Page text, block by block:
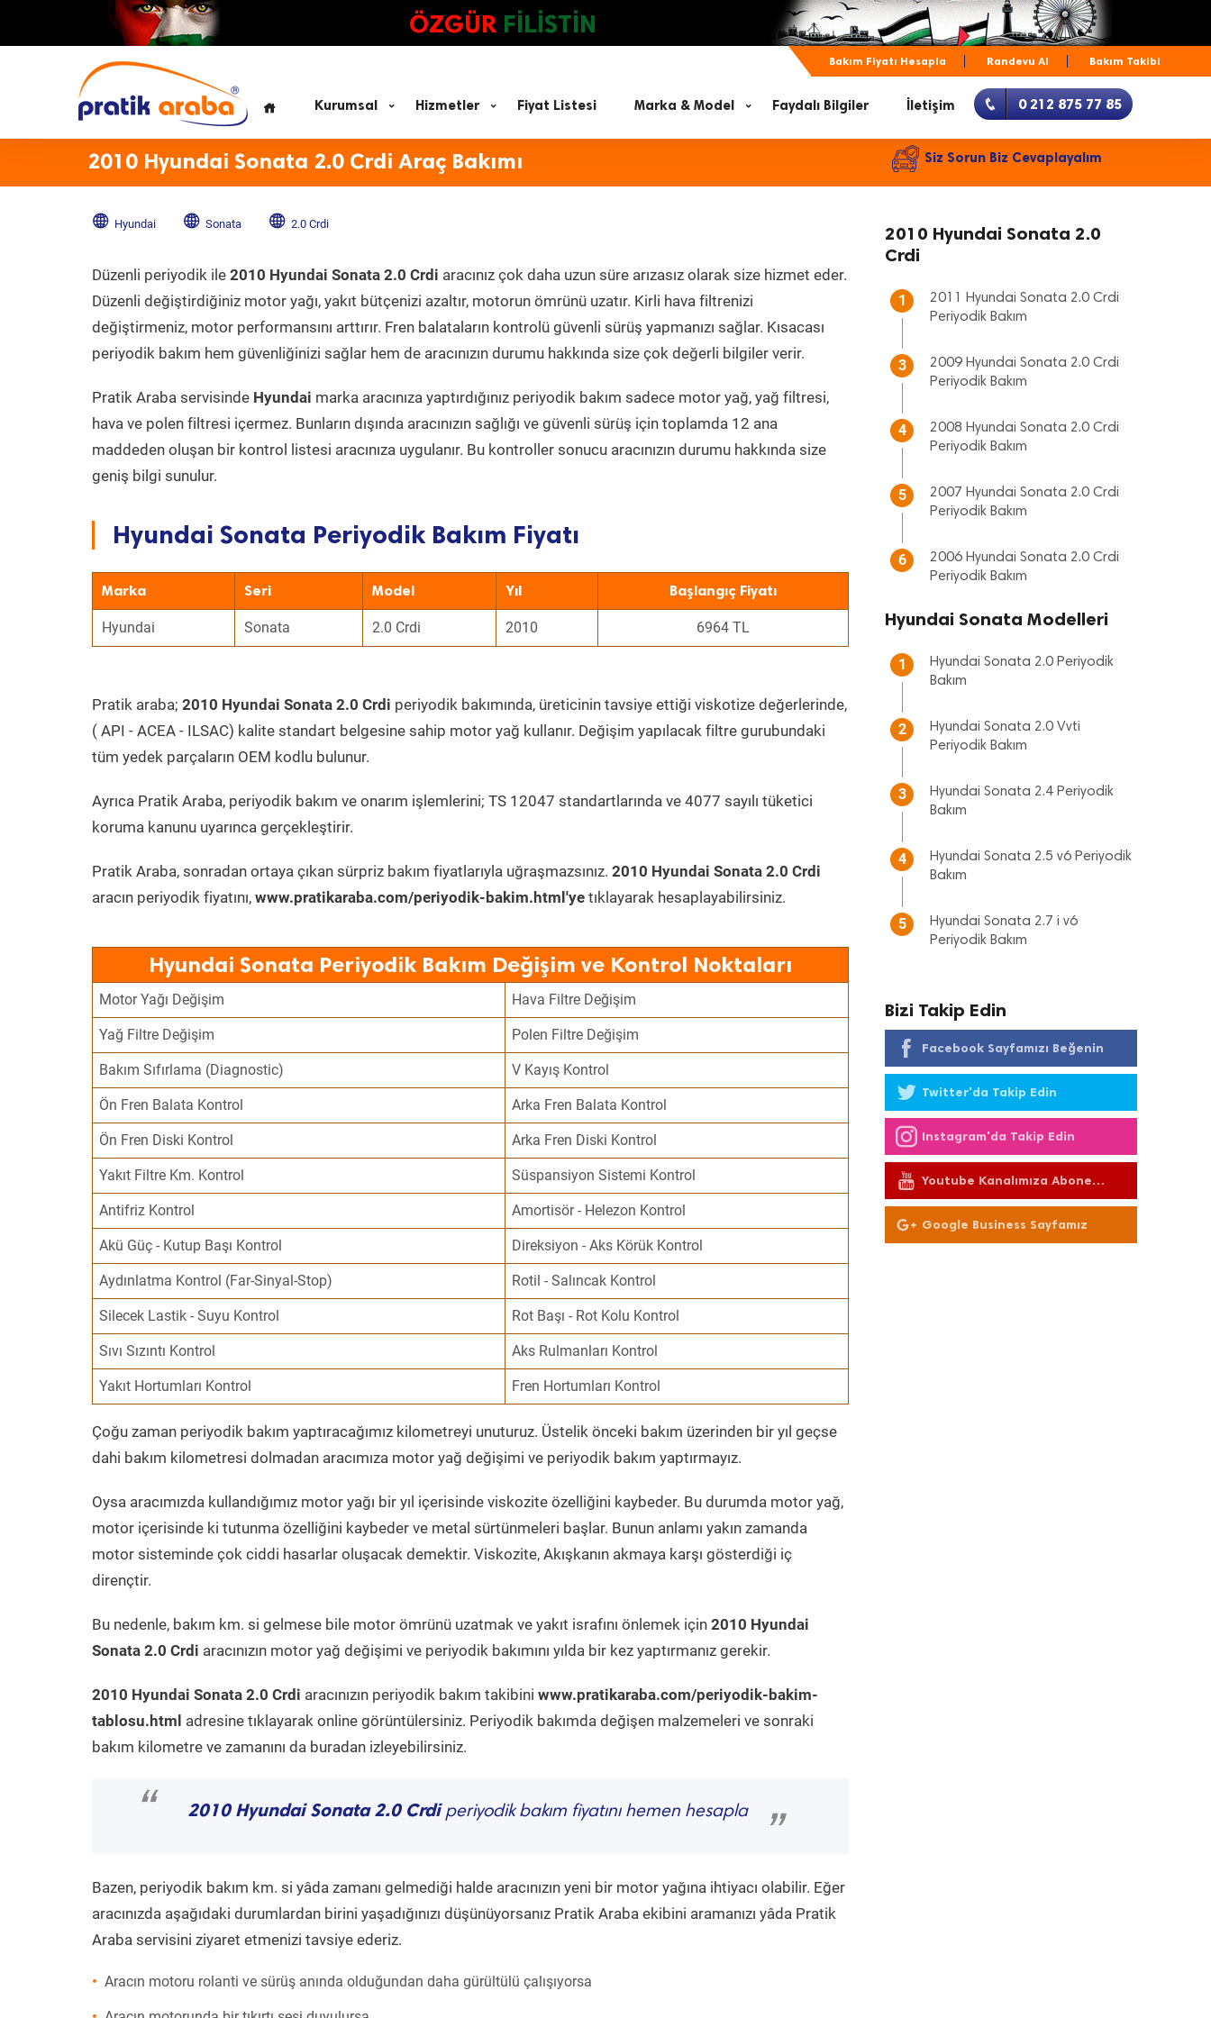
ÖZGÜR FİLİSTİN
Bakım Fiyatı Hesapla Randevu Al Bakım Takibi
Kurumsal Hizmetler Fiyat Listesi Marka & Model Faydalı Bilgiler İletişim 0 212 875 77 85
2010 Hyundai Sonata 2.0 Crdi Araç Bakımı Siz Sorun Biz Cevaplayalım
Hyundai Sonata 2.0 Crdi
Düzenli periyodik ile 2010 Hyundai Sonata 2.0 Crdi aracınız çok daha uzun süre arızasız olarak size hizmet eder.
Düzenli değiştirdiğiniz motor yağı, yakıt bütçenizi azaltır, motorun ömrünü uzatır. Kirli hava filtrenizi
değiştirmeniz, motor performansını arttırır. Fren balataların kontrolü güvenli sürüş yapmanızı sağlar. Kısacası
periyodik bakım hem güvenliğinizi sağlar hem de aracınızın durumu hakkında size çok değerli bilgiler verir.
Pratik Araba servisinde Hyundai marka aracınıza yaptırdığınız periyodik bakım sadece motor yağ, yağ filtresi,
hava ve polen filtresi içermez. Bunların dışında aracınızın sağlığı ve güvenli sürüş için toplamda 12 ana
maddeden oluşan bir kontrol listesi aracınıza uygulanır. Bu kontroller sonucu aracınızın durumu hakkında size
geniş bilgi sunulur.
Hyundai Sonata Periyodik Bakım Fiyatı
Marka Seri Model Yıl Başlangıç Fiyatı
Hyundai Sonata 2.0 Crdi 2010 6964 TL
Pratik araba; 2010 Hyundai Sonata 2.0 Crdi periyodik bakımında, üreticinin tavsiye ettiği viskotize değerlerinde,
( API - ACEA - ILSAC) kalite standart belgesine sahip motor yağ kullanır. Değişim yapılacak filtre gurubundaki
tüm yedek parçaların OEM kodlu bulunur.
Ayrıca Pratik Araba, periyodik bakım ve onarım işlemlerini; TS 12047 standartlarında ve 4077 sayılı tüketici
koruma kanunu uyarınca gerçekleştirir.
Pratik Araba, sonradan ortaya çıkan sürpriz bakım fiyatlarıyla uğraşmazsınız. 2010 Hyundai Sonata 2.0 Crdi
aracın periyodik fiyatını, www.pratikaraba.com/periyodik-bakim.html'ye tıklayarak hesaplayabilirsiniz.
Hyundai Sonata Periyodik Bakım Değişim ve Kontrol Noktaları
Motor Yağı Değişim Hava Filtre Değişim
Yağ Filtre Değişim Polen Filtre Değişim
Bakım Sıfırlama (Diagnostic) V Kayış Kontrol
Ön Fren Balata Kontrol Arka Fren Balata Kontrol
Ön Fren Diski Kontrol Arka Fren Diski Kontrol
Yakıt Filtre Km. Kontrol Süspansiyon Sistemi Kontrol
Antifriz Kontrol Amortisör - Helezon Kontrol
Akü Güç - Kutup Başı Kontrol Direksiyon - Aks Körük Kontrol
Aydınlatma Kontrol (Far-Sinyal-Stop) Rotil - Salıncak Kontrol
Silecek Lastik - Suyu Kontrol Rot Başı - Rot Kolu Kontrol
Sıvı Sızıntı Kontrol Aks Rulmanları Kontrol
Yakıt Hortumları Kontrol Fren Hortumları Kontrol
Çoğu zaman periyodik bakım yaptıracağımız kilometreyi unuturuz. Üstelik önceki bakım üzerinden bir yıl geçse
dahi bakım kilometresi dolmadan aracımıza motor yağ değişimi ve periyodik bakım yaptırmayız.
Oysa aracımızda kullandığımız motor yağı bir yıl içerisinde viskozite özelliğini kaybeder. Bu durumda motor yağ,
motor içerisinde ki tutunma özelliğini kaybeder ve metal sürtünmeleri başlar. Bunun anlamı yakın zamanda
motor sisteminde çok ciddi hasarlar oluşacak demektir. Viskozite, Akışkanın akmaya karşı gösterdiği iç
dirençtir.
Bu nedenle, bakım km. si gelmese bile motor ömrünü uzatmak ve yakıt israfını önlemek için 2010 Hyundai
Sonata 2.0 Crdi aracınızın motor yağ değişimi ve periyodik bakımını yılda bir kez yaptırmanız gerekir.
2010 Hyundai Sonata 2.0 Crdi aracınızın periyodik bakım takibini www.pratikaraba.com/periyodik-bakim-
tablosu.html adresine tıklayarak online görüntülersiniz. Periyodik bakımda değişen malzemeleri ve sonraki
bakım kilometre ve zamanını da buradan izleyebilirsiniz.
“ 2010 Hyundai Sonata 2.0 Crdiperiyodik bakım fiyatını hemen hesapla
”
Bazen, periyodik bakım km. si yâda zamanı gelmediği halde aracınızın yeni bir motor yağına ihtiyacı olabilir. Eğer
aracınızda aşağıdaki durumlardan birini yaşadığınızı düşünüyorsanız Pratik Araba ekibini aramanızı yâda Pratik
Araba servisini ziyaret etmenizi tavsiye ederiz.
Aracın motoru rolanti ve sürüş anında olduğundan daha gürültülü çalışıyorsa
2010 Hyundai Sonata 2.0
Crdi
1
2011 Hyundai Sonata 2.0 Crdi
Periyodik Bakım
3
2009 Hyundai Sonata 2.0 Crdi
Periyodik Bakım
4
2008 Hyundai Sonata 2.0 Crdi
Periyodik Bakım
5
2007 Hyundai Sonata 2.0 Crdi
Periyodik Bakım
6
2006 Hyundai Sonata 2.0 Crdi
Periyodik Bakım
Hyundai Sonata Modelleri
1
Hyundai Sonata 2.0 Periyodik
Bakım
2
Hyundai Sonata 2.0 Vvti
Periyodik Bakım
3
Hyundai Sonata 2.4 Periyodik
Bakım
4
Hyundai Sonata 2.5 v6 Periyodik
Bakım
5
Hyundai Sonata 2.7 i v6
Periyodik Bakım
Bizi Takip Edin
Facebook Sayfamızı Beğenin
Twitter'da Takip Edin
Instagram'da Takip Edin
Youtube Kanalımıza Abone
Olun
Google Business Sayfamız